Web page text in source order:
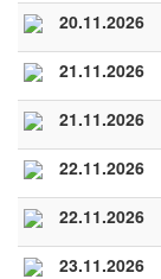
20.11.2026
21.11.2026
21.11.2026
22.11.2026
22.11.2026
23.11.2026